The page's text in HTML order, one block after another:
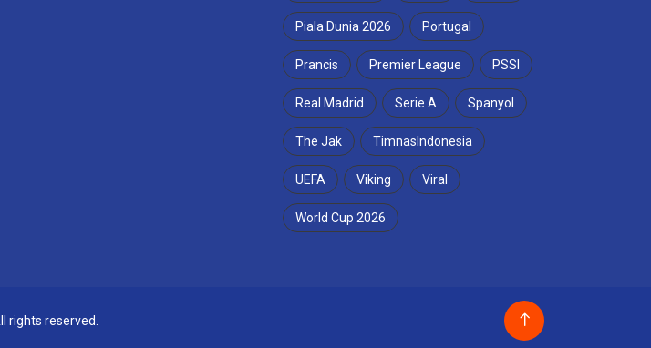
Piala Dunia 2026 Portugal
Prancis Premier League PSSI
Real Madrid Serie A Spanyol
The Jak TimnasIndonesia
UEFA Viking Viral
World Cup 2026
rights reserved.